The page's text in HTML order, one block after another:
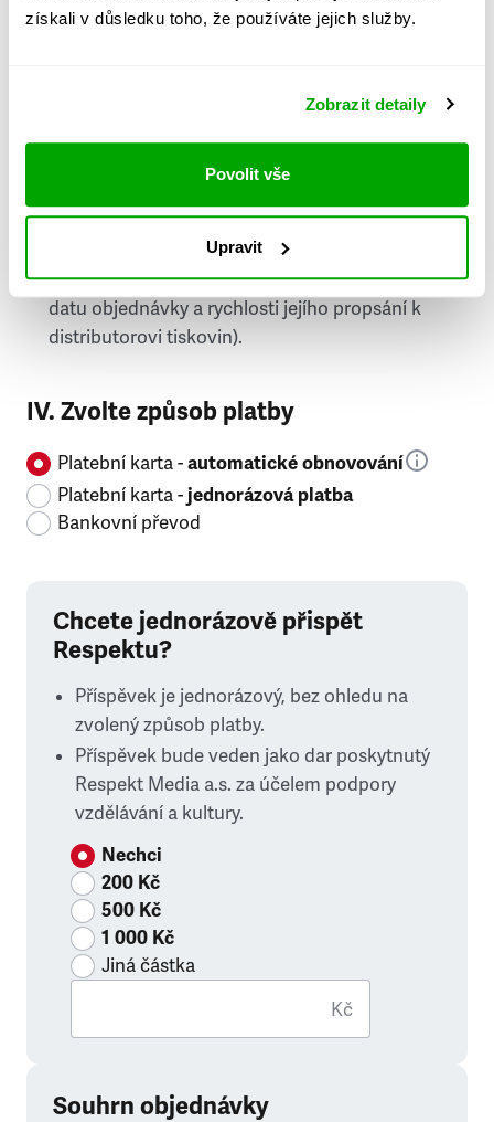
získali v důsledku toho, že používáte jejich služby.
Zobrazit detaily
Povolit vše
Upravit
doručování týdeníku Respekt v tištěné verzi, na
první vydání ve vaší schránce se můžete těšit
příští, nejpozději přespříští týden (v závislosti na
datu objednávky a rychlosti jejího propsání k
distributorovi tiskovin).
IV. Zvolte způsob platby
Platební karta -automatické obnovování
Platební karta -jednorázová platba
Bankovní převod
Chcete jednorázově přispět
Respektu?
Příspěvek je jednorázový, bez ohledu na
zvolený způsob platby.
Příspěvek bude veden jako dar poskytnutý
Respekt Media a.s. za účelem podpory
vzdělávání a kultury.
Nechci
200 Kč
500 Kč
1 000 Kč
Jiná částka
Kč
Souhrn objednávky